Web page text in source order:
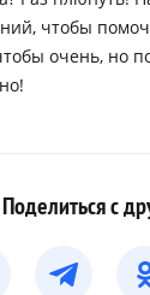
чтобы
очень, но
Поделиться с